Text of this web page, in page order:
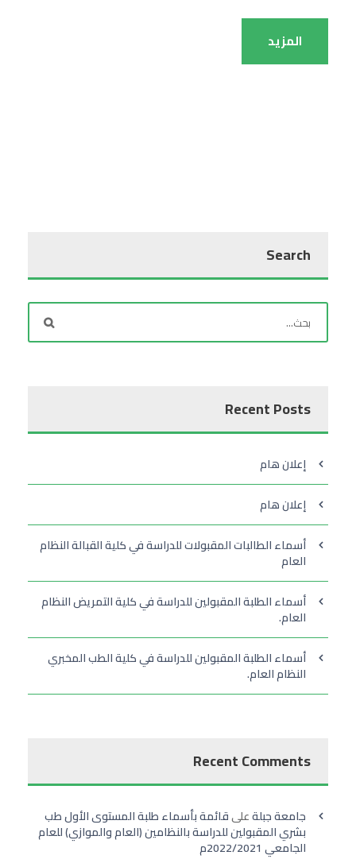
المزيد
Search
Recent Posts
إعلان هام
إعلان هام
أسماء الطالبات المقبولات للدراسة في كلية القبالة النظام
العام
أسماء الطلبة المقبولين للدراسة في كلية التمريض النظام
العام.
أسماء الطلبة المقبولين للدراسة في كلية الطب المخبري
النظام العام.
Recent Comments
جامعة جبلةعلىقائمة بأسماء طلبة المستوى الأول طب
بشري المقبولين للدراسة بالنظامين (العام والموازي) للعام
الجامعي 2022/2021م